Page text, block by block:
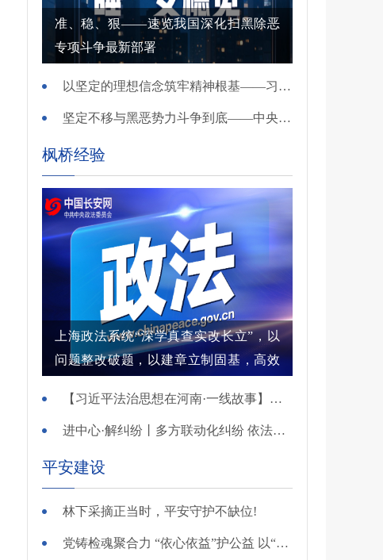
准、稳、狠——速览我国深化扫黑除恶
专项斗争最新部署
以坚定的理想信念筑牢精神根基——习近平党建思想理论品格系列述评之一
坚定不移与黑恶势力斗争到底——中央政法委负责同志就开展深化扫黑除恶专项斗争有关问题答记者问
枫桥经验
上海政法系统“深学真查实改长立”，以
问题整改破题，以建章立制固基，高效
【习近平法治思想在河南·一线故事】河南省新乡市红旗区：高能效治理的“洪门密码”
进中心·解纠纷丨多方联动化纠纷 依法调解护农耕
平安建设
林下采摘正当时，平安守护不缺位!
党铸检魂聚合力 “依心依益”护公益 以“四融”路径引领多元共治